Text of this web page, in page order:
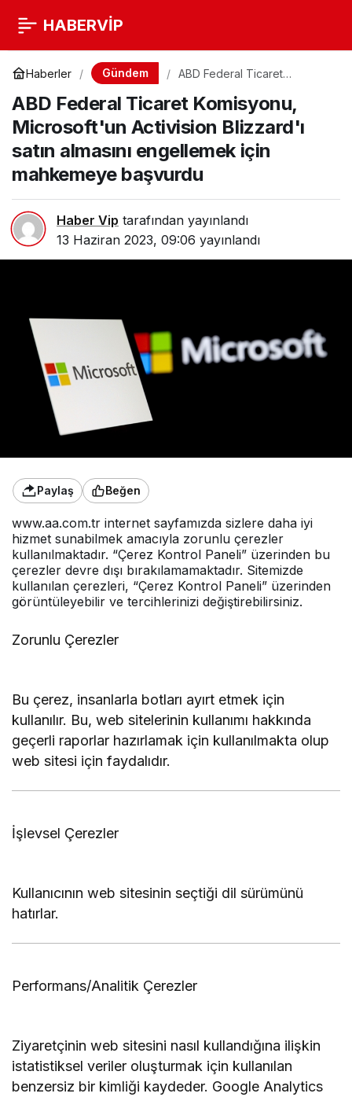
HABERVİP
Haberler Gündem
ABD Federal Ticaret
Activision Blizzard'ı satın
almasını engellemek için
mahkemeye başvurdu
ABD Federal Ticaret Komisyonu,
Microsoft'un Activision Blizzard'ı
satın almasını engellemek için
mahkemeye başvurdu
Haber Vip tarafından yayınlandı
13 Haziran 2023, 09:06 yayınlandı
Paylaş Beğen
www.aa.com.tr internet sayfamızda sizlere daha iyi
hizmet sunabilmek amacıyla zorunlu çerezler
kullanılmaktadır. “Çerez Kontrol Paneli” üzerinden bu
çerezler devre dışı bırakılamamaktadır. Sitemizde
kullanılan çerezleri, “Çerez Kontrol Paneli” üzerinden
görüntüleyebilir ve tercihlerinizi değiştirebilirsiniz.
Zorunlu Çerezler
Bu çerez, insanlarla botları ayırt etmek için
kullanılır. Bu, web sitelerinin kullanımı hakkında
geçerli raporlar hazırlamak için kullanılmakta olup
web sitesi için faydalıdır.
İşlevsel Çerezler
Kullanıcının web sitesinin seçtiği dil sürümünü
hatırlar.
Performans/Analitik Çerezler
Ziyaretçinin web sitesini nasıl kullandığına ilişkin
istatistiksel veriler oluşturmak için kullanılan
benzersiz bir kimliği kaydeder. Google Analytics